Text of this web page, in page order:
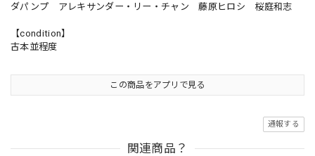
ダパンプ アレキサンダー・リー・チャン 藤原ヒロシ 桜庭和志
【condition】
古本並程度
この商品をアプリで見る
通報する
関連商品？